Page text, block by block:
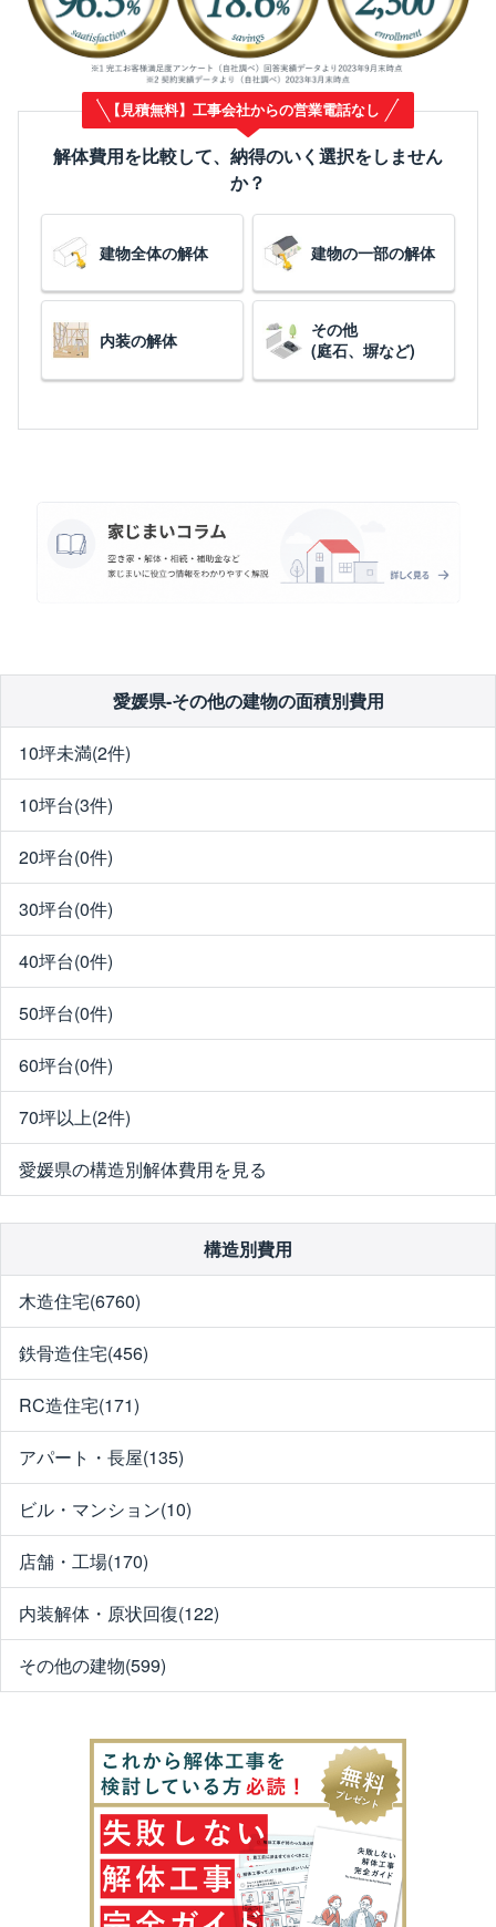
【見積無料】工事会社からの営業電話なし
解体費用を比較して、納得のいく選択をしません
か？
建物全体の解体 建物の一部の解体
内装の解体
その他
(庭石、塀など)
愛媛県-その他の建物の面積別費用
10坪未満(2件)
10坪台(3件)
20坪台(0件)
30坪台(0件)
40坪台(0件)
50坪台(0件)
60坪台(0件)
70坪以上(2件)
愛媛県の構造別解体費用を見る
構造別費用
木造住宅(6760)
鉄骨造住宅(456)
RC造住宅(171)
アパート・長屋(135)
ビル・マンション(10)
店舗・工場(170)
内装解体・原状回復(122)
その他の建物(599)